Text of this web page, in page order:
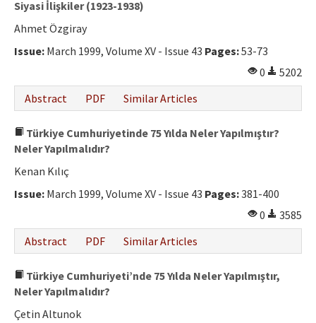
Siyasi İlişkiler (1923-1938)
Ahmet Özgiray
Issue: March 1999, Volume XV - Issue 43 Pages:53-73
0
5202
Abstract
PDF Similar Articles
Türkiye Cumhuriyetinde 75 Yılda Neler Yapılmıştır?
Neler Yapılmalıdır?
Kenan Kılıç
Issue: March 1999, Volume XV - Issue 43 Pages:381-400
0
3585
Abstract
PDF Similar Articles
Türkiye Cumhuriyeti’nde 75 Yılda Neler Yapılmıştır,
Neler Yapılmalıdır?
Çetin Altunok